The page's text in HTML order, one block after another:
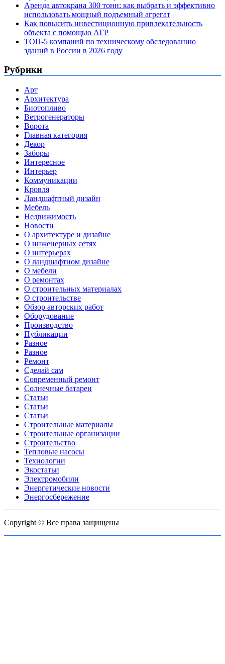
Аренда автокрана 300 тонн: как выбрать и эффективно
использовать мощный подъемный агрегат
Как повысить инвестиционную привлекательность
объекта с помощью АГР
ТОП-5 компаний по техническому обследованию
зданий в России в 2026 году
Рубрики
Арт
Архитектура
Биотопливо
Ветрогенераторы
Ворота
Главная категория
Декор
Заборы
Интересное
Интерьер
Коммуникации
Кровля
Ландшафтный дизайн
Мебель
Недвижимость
Новости
О архитектуре и дизайне
О инженерных сетях
О интерьерах
О ландшафтном дизайне
О мебели
О ремонтах
О строительных материалах
О строительстве
Обзор авторских работ
Оборудование
Производство
Публикации
Разное
Разное
Ремонт
Сделай сам
Современный ремонт
Солнечные батареи
Статьи
Статьи
Статьи
Строительные материалы
Строительные организации
Строительство
Тепловые насосы
Технологии
Экостатьи
Электромобили
Энергетические новости
Энергосбережение
Copyright © Все права защищены